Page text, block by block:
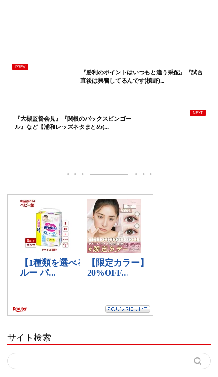
『勝利のポイントはいつもと違う采配』『試合
直後は興奮してるんです(槙野)...
『大槻監督会見』『関根のバックスピンゴー
ル』など【浦和レッズネタまとめ(...
サイト検索